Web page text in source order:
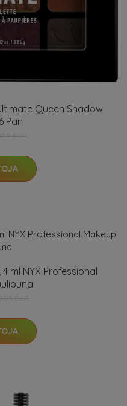
Queen Shadow
Pan
ml NYX Professional